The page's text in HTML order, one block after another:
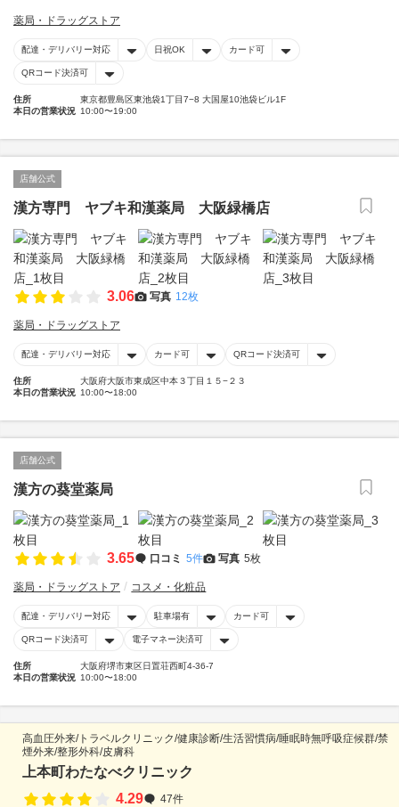
薬局・ドラッグストア
配達・デリバリー対応 日祝OK カード可
QRコード決済可
住所
東京都豊島区東池袋1丁目7−8 大国屋10池袋ビル1F
本日の営業状況 10:00〜19:00
店舗公式
漢方専門 ヤブキ和漢薬局 大阪緑橋店
3.06 写真 12枚
薬局・ドラッグストア
配達・デリバリー対応 カード可 QRコード決済可
住所
大阪府大阪市東成区中本３丁目１５−２３
本日の営業状況 10:00〜18:00
店舗公式
漢方の葵堂薬局
3.65 口コミ 5件 写真 5枚
薬局・ドラッグストア コスメ・化粧品
配達・デリバリー対応 駐車場有 カード可
QRコード決済可 電子マネー決済可
住所
大阪府堺市東区日置荘西町4-36-7
本日の営業状況 10:00〜18:00
高血圧外来/トラベルクリニック/健康診断/生活習慣病/睡眠時無呼吸症候群/禁
煙外来/整形外科/皮膚科
上本町わたなべクリニック
4.29
47件